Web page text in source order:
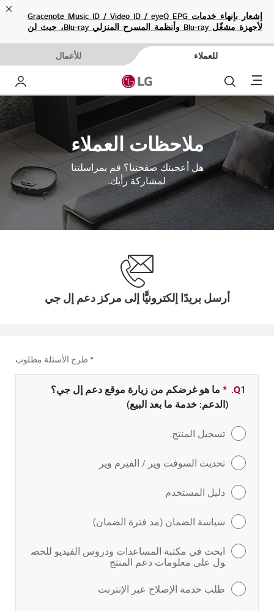
إشعار بإنهاء خدمات Gracenote Music ID / Video ID / eyeQ EPG
لأجهزة مشغّل Blu-ray وأنظمة المسرح المنزلي Blu-ray، حيث لن
للعملاء للأعمال
Menu بحث
ملاحظات العملاء
هل أعجبتك صفحتنا؟ قم بمراسلتنا
لمشاركة رأيك.
أرسل بريدًا إلكترونيًّا إلى مركز دعم إل جي
* طرح الأسئلة مطلوب
Q1.
* حقل مطلوب
ما هو غرضكم من زيارة موقع دعم إل جي؟
(الدعم: خدمة ما بعد البيع)
تسجيل المنتج.
تحديث السوفت وير / الفيرم وير
دليل المستخدم
سياسة الضمان (مد فترة الضمان)
ابحث في مكتبة المساعدات ودروس الفيديو للحص
ول على معلومات دعم المنتج
طلب خدمة الإصلاح عبر الإنترنت